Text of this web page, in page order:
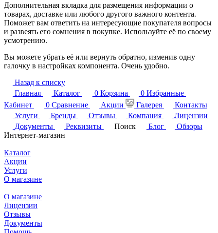
Дополнительная вкладка для размещения информации о
товарах, доставке или любого другого важного контента.
Поможет вам ответить на интересующие покупателя вопросы
и развеять его сомнения в покупке. Используйте её по своему
усмотрению.
Вы можете убрать её или вернуть обратно, изменив одну
галочку в настройках компонента. Очень удобно.
Назад к списку
Главная
Каталог 0 Корзина 0 Избранные
Кабинет
0 Сравнение Акции Галерея
Контакты
Услуги
Бренды Отзывы Компания
Лицензии
Документы
Реквизиты Поиск Блог
Обзоры
Интернет-магазин
Каталог
Акции
Услуги
О магазине
О магазине
Лицензии
Отзывы
Документы